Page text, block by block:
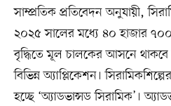
সাম্প্রতিক প্রতিবেদন অনুযায়ী,
২০২৫ সালের মধ্যে ৪০ হাজার
বৃদ্ধিতে মূল চালকের আসনে থাকবে
বিভিন্ন অ্যাপ্লিকেশন।
হচ্ছে ‘অ্যাডভান্সড সিরামিক’।